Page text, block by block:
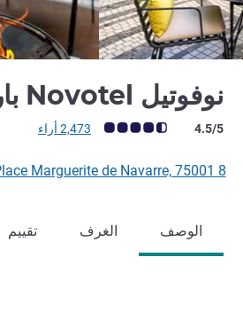
نوفوتيل Novotel باريس ليهال
ملاحظة أراء العملاء (رأي ALL)
4.5/5 2,473 أراء
8 Place Marguerite de Navarre, 75001 باريس, فرنسا
الوصف الغرف تقييم